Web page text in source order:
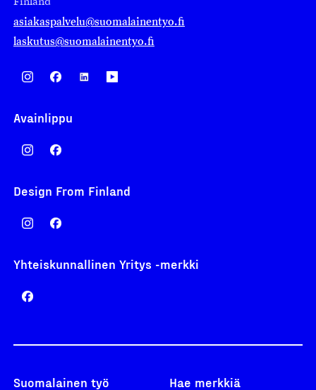
asiakaspalvelu@suomalainentyo.fi
laskutus@suomalainentyo.fi
Avainlippu
Design From Finland
Yhteiskunnallinen Yritys -merkki
Suomalainen työ Hae merkkiä